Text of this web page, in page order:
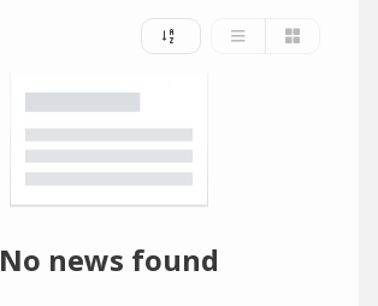
No news found